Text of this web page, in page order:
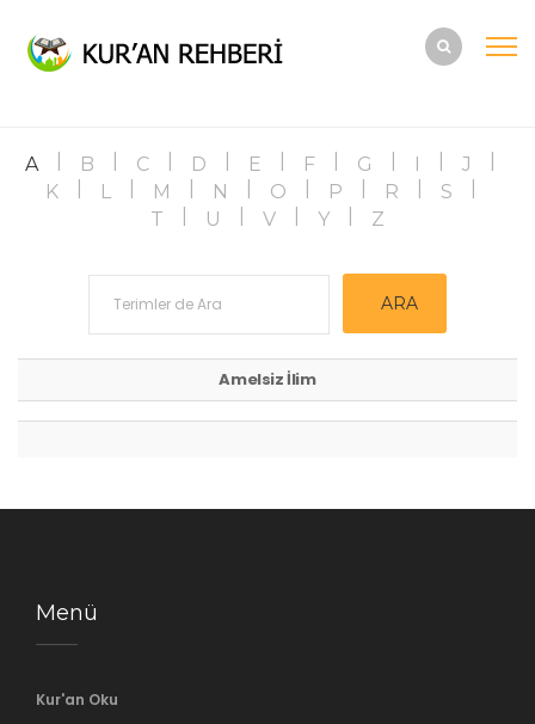
A B C D E F G I
J
K
L M N O P R
S
T
U V Y Z
Amelsiz İlim
Menü
Kur'an Oku